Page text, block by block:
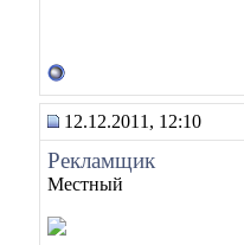
12.12.2011, 12:10
Рекламщик
Местный